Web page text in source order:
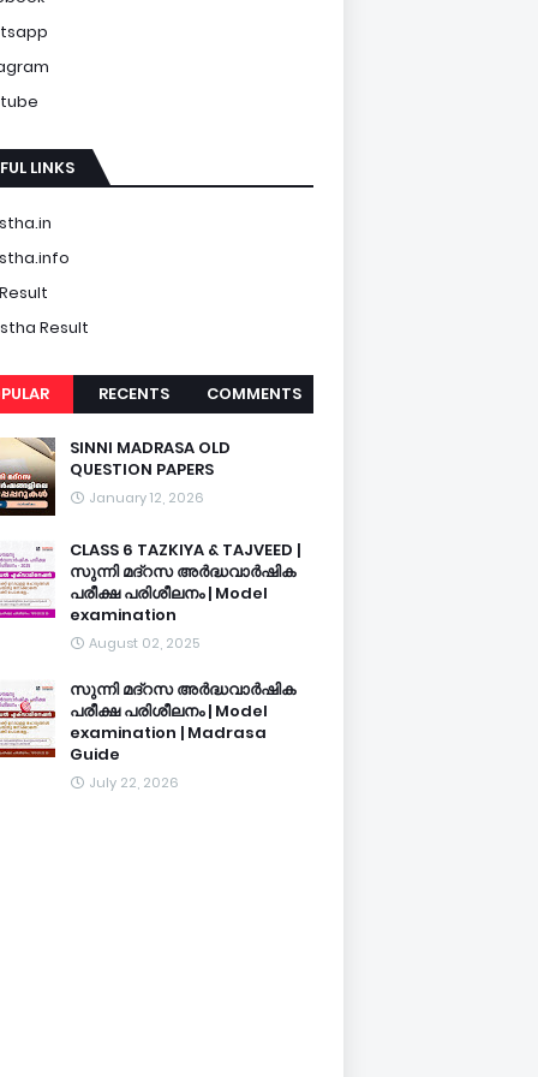
LINKS
Result
RECENTS COMMENTS
SINNI MADRASA OLD
QUESTION PAPERS
January 12, 2026
CLASS 6 TAZKIYA & TAJVEED |
സുന്നി മദ്റസ അർദ്ധവാർഷിക
പരീക്ഷ പരിശീലനം | Model
examination
August 02, 2025
സുന്നി മദ്റസ അർദ്ധവാർഷിക
പരീക്ഷ പരിശീലനം | Model
examination | Madrasa
Guide
July 22, 2026